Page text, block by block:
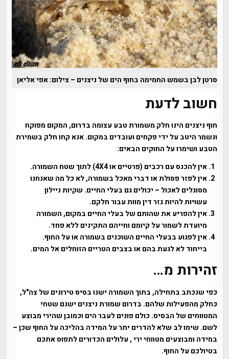
סרטן לבן בשמש החמימה בחוף הים של ניצנים – צילום: אפי אליאן
חשוב לדעת
חוף ניצנים הינו חלק משמורת טבע עצומה בדרום, המקום מפוקח
ונשמר היטב על ידי פקחים ועובדים במקום. אנא קחו חלק בשמירת
הטבע ושימרו על החוקים הבאים:
אין להכנס עם רכבים (פרטיים או 4X4) לתוך שטח השמורה.
אין לפזר פסולת או דברי מאכל בשמורה, לא כל מה שאנחנו
מסוגלים לאכול – יכולים גם בעלי החיים. שקיות ניילון
עשויות להיות גזר דין מוות עבור חלקם.
אין להפריע את שהותם של בעלי החיים במקום, השמורה
מיועדת לשמור על קיומם וחייהם התקינים ללא פחד.
אין לפגוע בבעלי החיים השוכנים בשמורה או על החוף.
בייחוד לא לגעת בהם או בצבים הטריים הזוחלים אל המים.
זהירות מ…
כפי שנכתב בתחילה, בתוך השמורה ישנו בסיס טירונים של צה"ל,
כחלק מהפעילות שלהם. בדרום שמורת ניצנים ישנם שטחי
המטווחים של הבסיס. כולם פונים לעבר הים וכמובן שהירי מבוצע
לשם. שימו לב שלא להדרים יתר על המידה בהליכה על החוף שכן –
במידה ומבוצעים מטווחי ירי , עלולים הכדורים לתפוס אתכם
בטיולכם על החוף.